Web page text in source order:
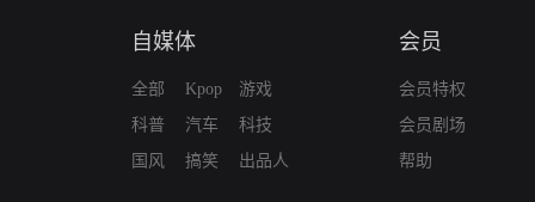
自媒体
全部
科普
国风
Kpop
汽车
搞笑
游戏
科技
出品人
会员
会员特权
会员剧场
帮助